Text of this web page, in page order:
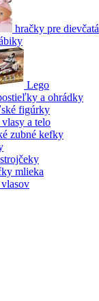
hračky pre dievčatá
Lego
a ohrádky
figúrky
a telo
zubné kefky
mlieka